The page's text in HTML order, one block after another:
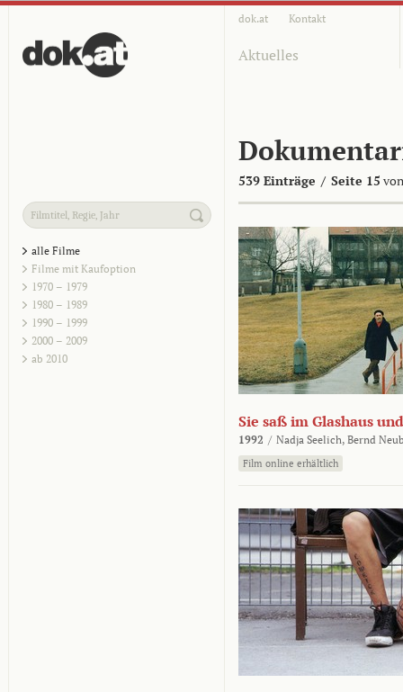
dok.at Kontakt
Aktuelles
539 Einträge / Seite 15
alle Filme
Filme mit Kaufoption
1970 – 1979
1980 – 1989
1990 – 1999
2000 – 2009
ab 2010
Sie saß im Glashaus
1992 / Nadja Seelich, Bernd
Film online erhältlich